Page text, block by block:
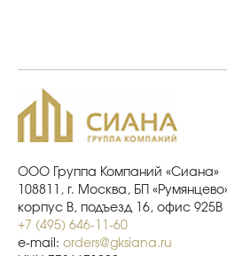
ООО Группа Компаний «Сиана»
108811, г. Москва, БП
корпус В, подъезд 16, офис 925В
+7 (495) 646-11-60
e-mail: orders@gksiana.ru